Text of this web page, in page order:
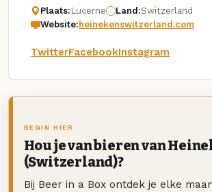
Plaats: Lucerne Land:Switzerland
Website: heinekenswitzerland.com
TwitterFacebookInstagram
BEGIN HIER
Hou je van bieren van
(Switzerland)?
Bij Beer in a Box ontdek je elke